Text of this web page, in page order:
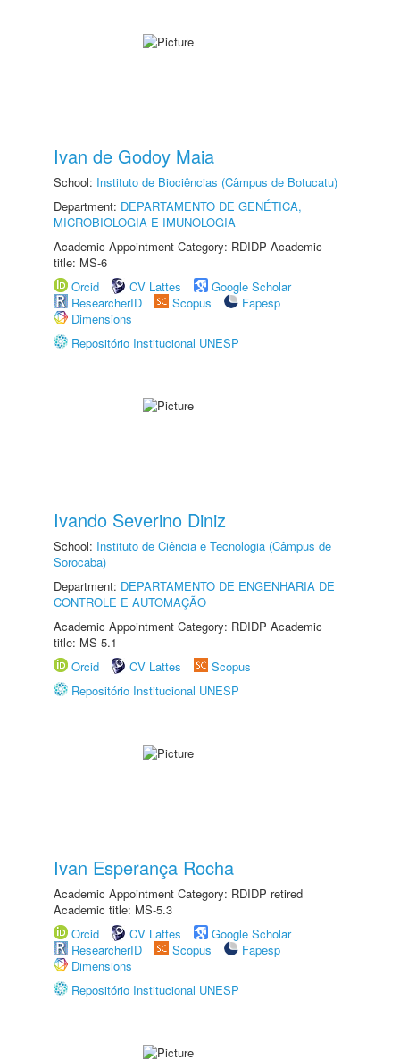
Ivan de Godoy Maia
School: Instituto de Biociências (Câmpus de Botucatu)
Department: DEPARTAMENTO DE GENÉTICA,
MICROBIOLOGIA E IMUNOLOGIA
Academic Appointment Category: RDIDP Academic
title: MS-6
Orcid
CV Lattes
Google Scholar
ResearcherID
Scopus
Fapesp
Dimensions
Repositório Institucional UNESP
Ivando Severino Diniz
School: Instituto de Ciência e Tecnologia (Câmpus de
Sorocaba)
Department: DEPARTAMENTO DE ENGENHARIA DE
CONTROLE E AUTOMAÇÃO
Academic Appointment Category: RDIDP Academic
title: MS-5.1
Orcid
CV Lattes
Scopus
Repositório Institucional UNESP
Ivan Esperança Rocha
Academic Appointment Category: RDIDP retired
Academic title: MS-5.3
Orcid
CV Lattes
Google Scholar
ResearcherID
Scopus
Fapesp
Dimensions
Repositório Institucional UNESP